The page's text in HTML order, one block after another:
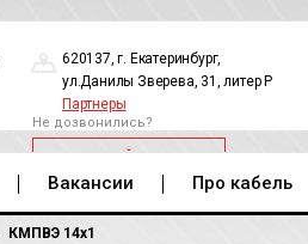
620137, г. Екатеринбург,
ул.Данилы Зверева, 31, литер Р
Партнеры
Не дозвонились?
ОБРАТНЫЙ ЗВОНОК
Вакансии Про кабель
КМПВЭ 14х1